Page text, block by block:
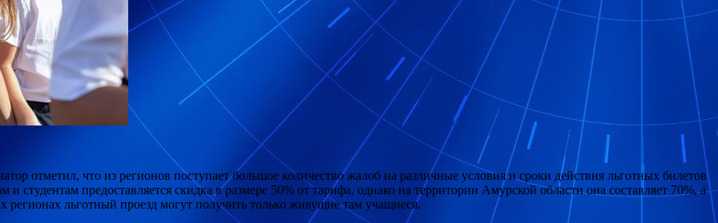
отметил, что из регионов поступает большое количество жалоб на различные условия и сроки действия льготных билетов
студентам предоставляется скидка в размере 50% от тарифа, однако на территории Амурской области она составляет 70%, а
льготный проезд могут получить только живущие там учащиеся.